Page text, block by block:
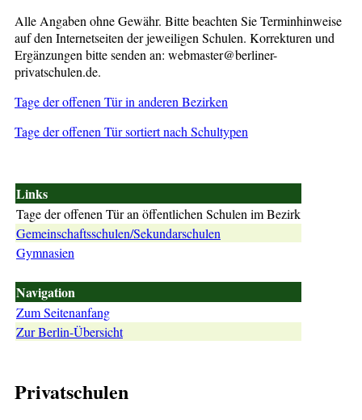
Alle Angaben ohne Gewähr. Bitte beachten Sie Terminhinweise
auf den Internetseiten der jeweiligen Schulen. Korrekturen und
Ergänzungen bitte senden an: webmaster@berliner-
privatschulen.de.
Tage der offenen Tür in anderen Bezirken
Tage der offenen Tür sortiert nach Schultypen
Links
Tage der offenen Tür an öffentlichen Schulen im Bezirk
Gemeinschaftsschulen/Sekundarschulen
Gymnasien
Navigation
Zum Seitenanfang
Zur Berlin-Übersicht
Privatschulen